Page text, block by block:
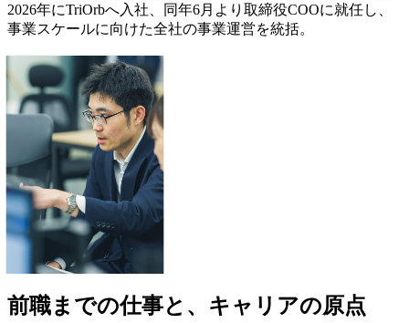
2026年にTriOrbへ入社、同年6月より取締役COOに就任し、
事業スケールに向けた全社の事業運営を統括。
前職までの仕事と、キャリアの原点